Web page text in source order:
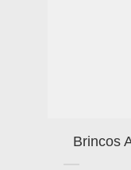
Brincos